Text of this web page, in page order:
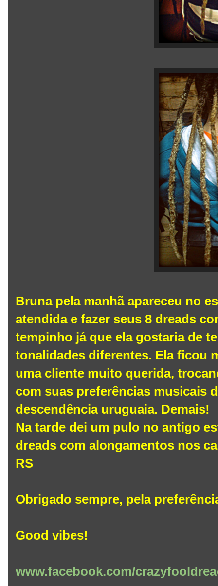
Bruna pela manhã apareceu no
atendida e fazer seus 8 dreads
tempinho já que ela gostaria de
tonalidades diferentes. Ela ficou
uma cliente muito querida,
com suas preferências musicais
descendência uruguaia. Demais!
Na tarde dei um pulo no antigo
dreads com alongamentos nos
RS
Obrigado sempre, pela
Good vibes!
www.facebook.com/